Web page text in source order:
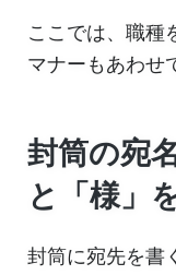
ここでは、職種
マナーもあわせ
封筒の宛
と「様」
封筒に宛先を書